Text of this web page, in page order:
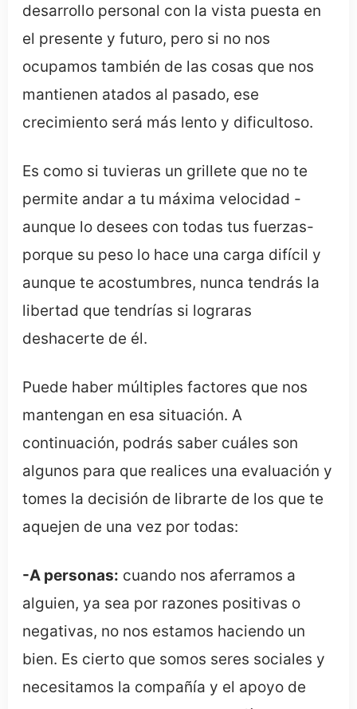
desarrollo personal con la vista puesta en
el presente y futuro, pero si no nos
ocupamos también de las cosas que nos
mantienen atados al pasado, ese
crecimiento será más lento y dificultoso.
Es como si tuvieras un grillete que no te
permite andar a tu máxima velocidad -
aunque lo desees con todas tus fuerzas-
porque su peso lo hace una carga difícil y
aunque te acostumbres, nunca tendrás la
libertad que tendrías si lograras
deshacerte de él.
Puede haber múltiples factores que nos
mantengan en esa situación. A
continuación, podrás saber cuáles son
algunos para que realices una evaluación y
tomes la decisión de librarte de los que te
aquejen de una vez por todas:
-A personas: cuando nos aferramos a
alguien, ya sea por razones positivas o
negativas, no nos estamos haciendo un
bien. Es cierto que somos seres sociales y
necesitamos la compañía y el apoyo de